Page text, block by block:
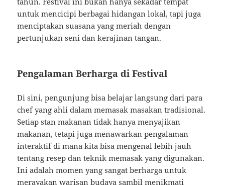
untuk mencicipi berbagai hidangan lokal, tapi juga
menciptakan suasana yang meriah dengan
pertunjukan seni dan kerajinan tangan.
Pengalaman Berharga di Festival
Di sini, pengunjung bisa belajar langsung dari para
chef yang ahli dalam memasak masakan tradisional.
Setiap stan makanan tidak hanya menyajikan
makanan, tetapi juga menawarkan pengalaman
interaktif di mana kita bisa mengenal lebih jauh
tentang resep dan teknik memasak yang digunakan.
Ini adalah momen yang sangat berharga untuk
merayakan warisan budaya sambil menikmati